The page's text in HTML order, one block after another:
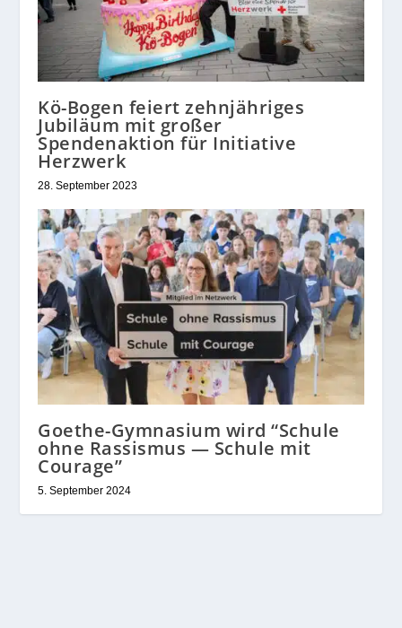
Kö-Bogen feiert zehnjähriges
Jubiläum mit großer
Spendenaktion für Initiative
Herzwerk
28. September 2023
Goethe-Gymnasium wird “Schule
ohne Rassismus — Schule mit
Courage”
5. September 2024